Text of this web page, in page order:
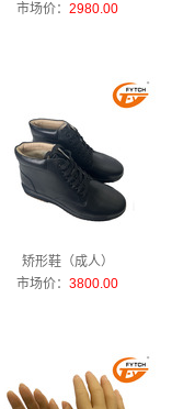
市场价：2980.00
矫形鞋（成人）
市场价：3800.00